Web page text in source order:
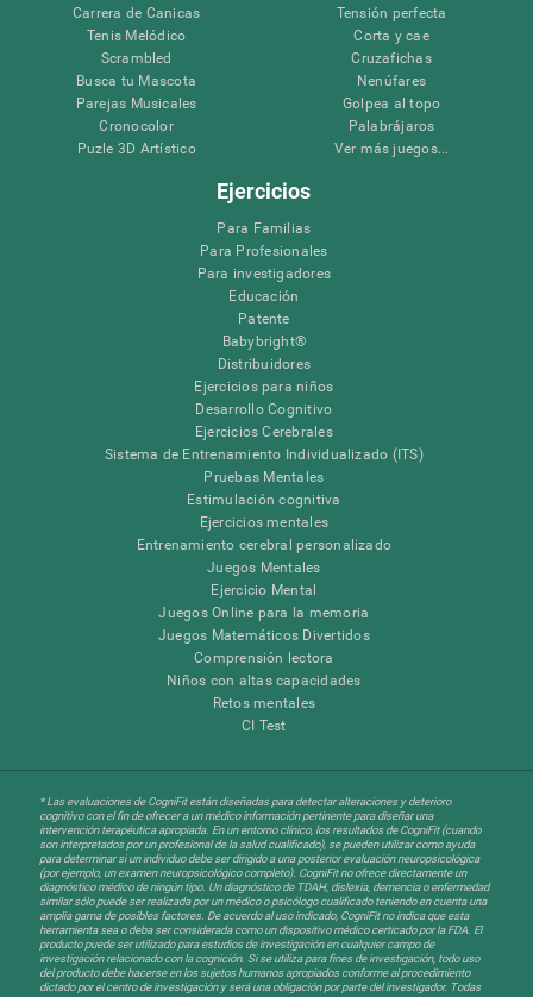
Carrera de Canicas
Tenis Melódico
Scrambled
Busca tu Mascota
Parejas Musicales
Cronocolor
Puzle 3D Artístico
Tensión perfecta
Corta y cae
Cruzafichas
Nenúfares
Golpea al topo
Palabrájaros
Ver más juegos...
Ejercicios
Para Familias
Para Profesionales
Para investigadores
Educación
Patente
Babybright®
Distribuidores
Ejercicios para niños
Desarrollo Cognitivo
Ejercicios Cerebrales
Sistema de Entrenamiento Individualizado (ITS)
Pruebas Mentales
Estimulación cognitiva
Ejercicios mentales
Entrenamiento cerebral personalizado
Juegos Mentales
Ejercicio Mental
Juegos Online para la memoria
Juegos Matemáticos Divertidos
Comprensión lectora
Niños con altas capacidades
Retos mentales
CI Test
* Las evaluaciones de CogniFit están diseñadas para detectar alteraciones y deterioro
cognitivo con el fin de ofrecer a un médico información pertinente para diseñar una
intervención terapéutica apropiada. En un entorno clínico, los resultados de CogniFit (cuando
son interpretados por un profesional de la salud cualificado), se pueden utilizar como ayuda
para determinar si un individuo debe ser dirigido a una posterior evaluación neuropsicológica
(por ejemplo, un examen neuropsicológico completo). CogniFit no ofrece directamente un
diagnóstico médico de ningún tipo. Un diagnóstico de TDAH, dislexia, demencia o enfermedad
similar sólo puede ser realizada por un médico o psicólogo cualificado teniendo en cuenta una
amplia gama de posibles factores. De acuerdo al uso indicado, CogniFit no indica que esta
herramienta sea o deba ser considerada como un dispositivo médico certicado por la FDA. El
producto puede ser utilizado para estudios de investigación en cualquier campo de
investigación relacionado con la cognición. Si se utiliza para fines de investigación, todo uso
del producto debe hacerse en los sujetos humanos apropiados conforme al procedimiento
dictado por el centro de investigación y será una obligación por parte del investigador. Todas